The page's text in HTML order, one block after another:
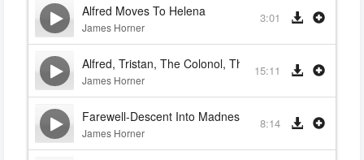
Alfred Moves To Helena
James Horner
3:01
Alfred, Tristan, The Colonol, The Legend ...
James Horner
15:11
Farewell-Descent Into Madness
James Horner
8:14